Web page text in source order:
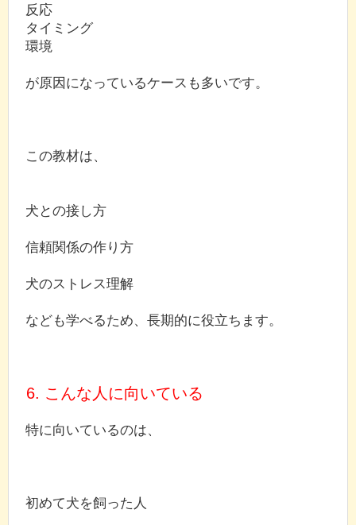
反応
タイミング
環境
が原因になっているケースも多いです。
この教材は、
犬との接し方
信頼関係の作り方
犬のストレス理解
なども学べるため、長期的に役立ちます。
6. こんな人に向いている
特に向いているのは、
初めて犬を飼った人